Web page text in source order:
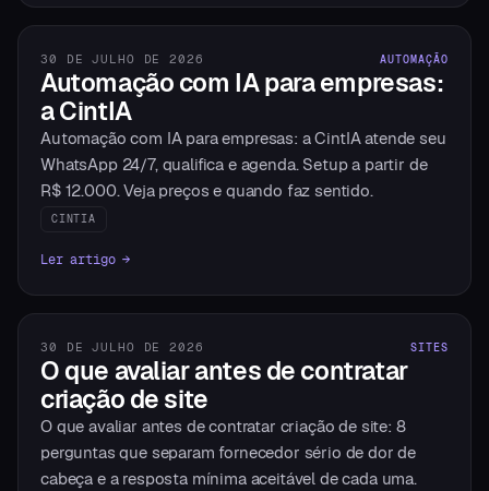
30 DE JULHO DE 2026 AUTOMAÇÃO
Automação com IA para empresas:
a CintIA
Automação com IA para empresas: a CintIA atende seu
WhatsApp 24/7, qualifica e agenda. Setup a partir de
R$ 12.000. Veja preços e quando faz sentido.
CINTIA
Ler artigo →
30 DE JULHO DE 2026 SITES
O que avaliar antes de contratar
criação de site
O que avaliar antes de contratar criação de site: 8
perguntas que separam fornecedor sério de dor de
cabeça e a resposta mínima aceitável de cada uma.